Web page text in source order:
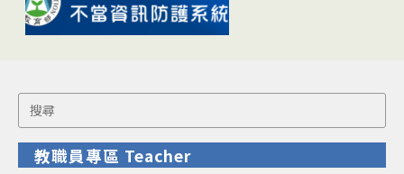
Search
for:
教職員專區 Teacher